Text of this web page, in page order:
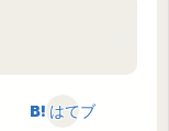
はてブ